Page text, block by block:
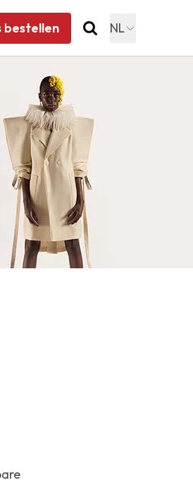
bestellen NL